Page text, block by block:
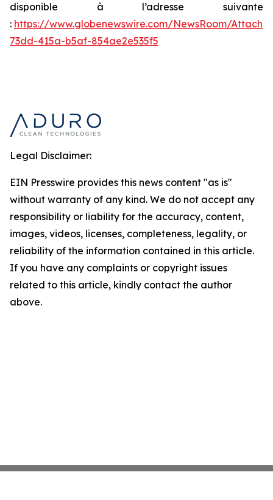
disponible à l’adresse suivante
: https://www.globenewswire.com/NewsRoom/
73dd-415a-b5af-854ae2e535f5
Legal Disclaimer:
EIN Presswire provides this news content "as is"
without warranty of any kind. We do not accept any
responsibility or liability for the accuracy, content,
images, videos, licenses, completeness, legality, or
reliability of the information contained in this article.
If you have any complaints or copyright issues
related to this article, kindly contact the author
above.